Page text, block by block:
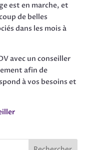
est en marche, et
de belles
dans les mois à
avec un conseiller
afin de
à vos besoins et